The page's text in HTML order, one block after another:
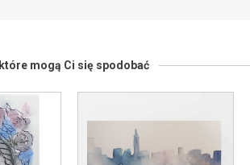
które mogą Ci się spodobać